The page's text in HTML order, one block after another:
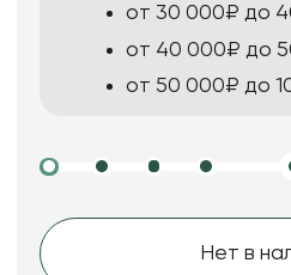
от 30 000₽ до
от 40 000₽ до
от 50 000₽ до
Нет в